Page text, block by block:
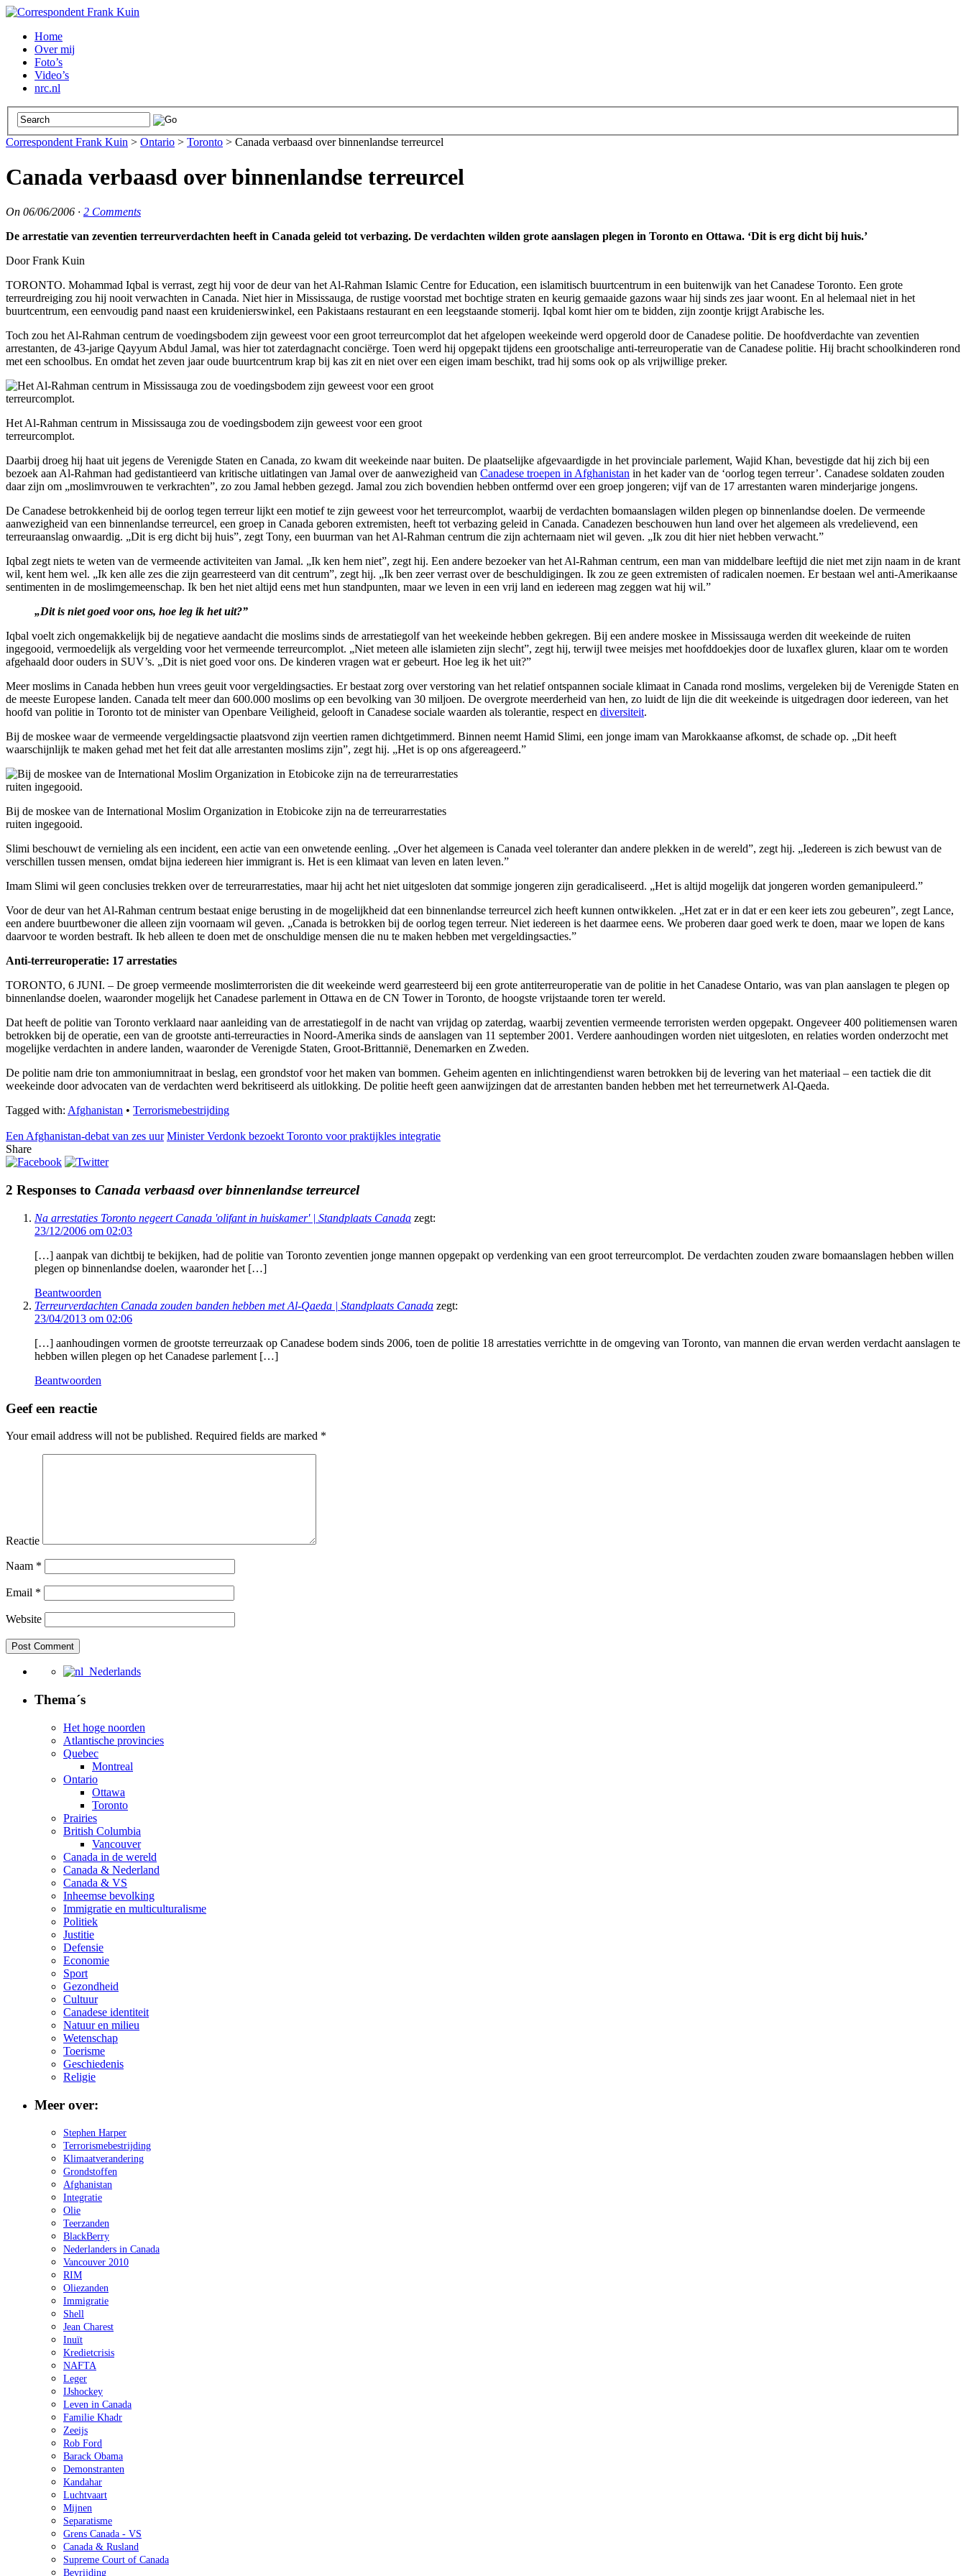
Home
Over mij
Foto’s
Video’s
nrc.nl
Correspondent Frank Kuin > Ontario > Toronto > Canada verbaasd over binnenlandse terreurcel
Canada verbaasd over binnenlandse terreurcel
On 06/06/2006 · 2 Comments
De arrestatie van zeventien terreurverdachten heeft in Canada geleid tot verbazing. De verdachten wilden grote aanslagen plegen in Toronto en Ottawa. ‘Dit is erg dicht bij huis.’
Door Frank Kuin
TORONTO. Mohammad Iqbal is verrast, zegt hij voor de deur van het Al-Rahman Islamic Centre for Education, een islamitisch buurtcentrum in een buitenwijk van het Canadese Toronto. Een grote
terreurdreiging zou hij nooit verwachten in Canada. Niet hier in Mississauga, de rustige voorstad met bochtige straten en keurig gemaaide gazons waar hij sinds zes jaar woont. En al helemaal niet in het
buurtcentrum, een eenvoudig pand naast een kruidenierswinkel, een Pakistaans restaurant en een leegstaande stomerij. Iqbal komt hier om te bidden, zijn zoontje krijgt Arabische les.
Toch zou het Al-Rahman centrum de voedingsbodem zijn geweest voor een groot terreurcomplot dat het afgelopen weekeinde werd opgerold door de Canadese politie. De hoofdverdachte van zeventien
arrestanten, de 43-jarige Qayyum Abdul Jamal, was hier tot zaterdagnacht conciërge. Toen werd hij opgepakt tijdens een grootschalige anti-terreuroperatie van de Canadese politie. Hij bracht schoolkinderen rond
met een schoolbus. En omdat het zeven jaar oude buurtcentrum krap bij kas zit en niet over een eigen imam beschikt, trad hij soms ook op als vrijwillige preker.
Het Al-Rahman centrum in Mississauga zou de voedingsbodem zijn geweest voor een groot
terreurcomplot.
Daarbij droeg hij haat uit jegens de Verenigde Staten en Canada, zo kwam dit weekeinde naar buiten. De plaatselijke afgevaardigde in het provinciale parlement, Wajid Khan, bevestigde dat hij zich bij een
bezoek aan Al-Rahman had gedistantieerd van kritische uitlatingen van Jamal over de aanwezigheid van Canadese troepen in Afghanistan in het kader van de ‘oorlog tegen terreur’. Canadese soldaten zouden
daar zijn om „moslimvrouwen te verkrachten”, zo zou Jamal hebben gezegd. Jamal zou zich bovendien hebben ontfermd over een groep jongeren; vijf van de 17 arrestanten waren minderjarige jongens.
De Canadese betrokkenheid bij de oorlog tegen terreur lijkt een motief te zijn geweest voor het terreurcomplot, waarbij de verdachten bomaanslagen wilden plegen op binnenlandse doelen. De vermeende
aanwezigheid van een binnenlandse terreurcel, een groep in Canada geboren extremisten, heeft tot verbazing geleid in Canada. Canadezen beschouwen hun land over het algemeen als vredelievend, een
terreuraanslag onwaardig. „Dit is erg dicht bij huis”, zegt Tony, een buurman van het Al-Rahman centrum die zijn achternaam niet wil geven. „Ik zou dit hier niet hebben verwacht.”
Iqbal zegt niets te weten van de vermeende activiteiten van Jamal. „Ik ken hem niet”, zegt hij. Een andere bezoeker van het Al-Rahman centrum, een man van middelbare leeftijd die niet met zijn naam in de krant
wil, kent hem wel. „Ik ken alle zes die zijn gearresteerd van dit centrum”, zegt hij. „Ik ben zeer verrast over de beschuldigingen. Ik zou ze geen extremisten of radicalen noemen. Er bestaan wel anti-Amerikaanse
sentimenten in de moslimgemeenschap. Ik ben het niet altijd eens met hun standpunten, maar we leven in een vrij land en iedereen mag zeggen wat hij wil.”
„Dit is niet goed voor ons, hoe leg ik het uit?”
Iqbal voelt zich ongemakkelijk bij de negatieve aandacht die moslims sinds de arrestatiegolf van het weekeinde hebben gekregen. Bij een andere moskee in Mississauga werden dit weekeinde de ruiten
ingegooid, vermoedelijk als vergelding voor het vermeende terreurcomplot. „Niet meteen alle islamieten zijn slecht”, zegt hij, terwijl twee meisjes met hoofddoekjes door de luxaflex gluren, klaar om te worden
afgehaald door ouders in SUV’s. „Dit is niet goed voor ons. De kinderen vragen wat er gebeurt. Hoe leg ik het uit?”
Meer moslims in Canada hebben hun vrees geuit voor vergeldingsacties. Er bestaat zorg over verstoring van het relatief ontspannen sociale klimaat in Canada rond moslims, vergeleken bij de Verenigde Staten en
de meeste Europese landen. Canada telt meer dan 600.000 moslims op een bevolking van 30 miljoen. De overgrote meerderheid van hen, zo luidt de lijn die dit weekeinde is uitgedragen door iedereen, van het
hoofd van politie in Toronto tot de minister van Openbare Veiligheid, gelooft in Canadese sociale waarden als tolerantie, respect en diversiteit.
Bij de moskee waar de vermeende vergeldingsactie plaatsvond zijn veertien ramen dichtgetimmerd. Binnen neemt Hamid Slimi, een jonge imam van Marokkaanse afkomst, de schade op. „Dit heeft
waarschijnlijk te maken gehad met het feit dat alle arrestanten moslims zijn”, zegt hij. „Het is op ons afgereageerd.”
Bij de moskee van de International Moslim Organization in Etobicoke zijn na de terreurarrestaties
ruiten ingegooid.
Slimi beschouwt de vernieling als een incident, een actie van een onwetende eenling. „Over het algemeen is Canada veel toleranter dan andere plekken in de wereld”, zegt hij. „Iedereen is zich bewust van de
verschillen tussen mensen, omdat bijna iedereen hier immigrant is. Het is een klimaat van leven en laten leven.”
Imam Slimi wil geen conclusies trekken over de terreurarrestaties, maar hij acht het niet uitgesloten dat sommige jongeren zijn geradicaliseerd. „Het is altijd mogelijk dat jongeren worden gemanipuleerd.”
Voor de deur van het Al-Rahman centrum bestaat enige berusting in de mogelijkheid dat een binnenlandse terreurcel zich heeft kunnen ontwikkelen. „Het zat er in dat er een keer iets zou gebeuren”, zegt Lance,
een andere buurtbewoner die alleen zijn voornaam wil geven. „Canada is betrokken bij de oorlog tegen terreur. Niet iedereen is het daarmee eens. We proberen daar goed werk te doen, maar we lopen de kans
daarvoor te worden bestraft. Ik heb alleen te doen met de onschuldige mensen die nu te maken hebben met vergeldingsacties.”
Anti-terreuroperatie: 17 arrestaties
TORONTO, 6 JUNI. – De groep vermeende moslimterroristen die dit weekeinde werd gearresteerd bij een grote antiterreuroperatie van de politie in het Canadese Ontario, was van plan aanslagen te plegen op
binnenlandse doelen, waaronder mogelijk het Canadese parlement in Ottawa en de CN Tower in Toronto, de hoogste vrijstaande toren ter wereld.
Dat heeft de politie van Toronto verklaard naar aanleiding van de arrestatiegolf in de nacht van vrijdag op zaterdag, waarbij zeventien vermeende terroristen werden opgepakt. Ongeveer 400 politiemensen waren
betrokken bij de operatie, een van de grootste anti-terreuracties in Noord-Amerika sinds de aanslagen van 11 september 2001. Verdere aanhoudingen worden niet uitgesloten, en relaties worden onderzocht met
mogelijke verdachten in andere landen, waaronder de Verenigde Staten, Groot-Brittannië, Denemarken en Zweden.
De politie nam drie ton ammoniumnitraat in beslag, een grondstof voor het maken van bommen. Geheim agenten en inlichtingendienst waren betrokken bij de levering van het materiaal – een tactiek die dit
weekeinde door advocaten van de verdachten werd bekritiseerd als uitlokking. De politie heeft geen aanwijzingen dat de arrestanten banden hebben met het terreurnetwerk Al-Qaeda.
Tagged with: Afghanistan • Terrorismebestrijding
Een Afghanistan-debat van zes uur Minister Verdonk bezoekt Toronto voor praktijkles integratie
Share
2 Responses to Canada verbaasd over binnenlandse terreurcel
Na arrestaties Toronto negeert Canada 'olifant in huiskamer' | Standplaats Canada zegt:
23/12/2006 om 02:03
[…] aanpak van dichtbij te bekijken, had de politie van Toronto zeventien jonge mannen opgepakt op verdenking van een groot terreurcomplot. De verdachten zouden zware bomaanslagen hebben willen
plegen op binnenlandse doelen, waaronder het […]
Beantwoorden
Terreurverdachten Canada zouden banden hebben met Al-Qaeda | Standplaats Canada zegt:
23/04/2013 om 02:06
[…] aanhoudingen vormen de grootste terreurzaak op Canadese bodem sinds 2006, toen de politie 18 arrestaties verrichtte in de omgeving van Toronto, van mannen die ervan werden verdacht aanslagen te
hebben willen plegen op het Canadese parlement […]
Beantwoorden
Geef een reactie
Your email address will not be published. Required fields are marked *
Reactie
Naam *
Email *
Website
Nederlands
Thema´s
Het hoge noorden
Atlantische provincies
Quebec
Montreal
Ontario
Ottawa
Toronto
Prairies
British Columbia
Vancouver
Canada in de wereld
Canada & Nederland
Canada & VS
Inheemse bevolking
Immigratie en multiculturalisme
Politiek
Justitie
Defensie
Economie
Sport
Gezondheid
Cultuur
Canadese identiteit
Natuur en milieu
Wetenschap
Toerisme
Geschiedenis
Religie
Meer over:
Stephen Harper
Terrorismebestrijding
Klimaatverandering
Grondstoffen
Afghanistan
Integratie
Olie
Teerzanden
BlackBerry
Nederlanders in Canada
Vancouver 2010
RIM
Oliezanden
Immigratie
Shell
Jean Charest
Inuït
Kredietcrisis
NAFTA
Leger
IJshockey
Leven in Canada
Familie Khadr
Zeeijs
Rob Ford
Barack Obama
Demonstranten
Kandahar
Luchtvaart
Mijnen
Separatisme
Grens Canada - VS
Canada & Rusland
Supreme Court of Canada
Bevrijding